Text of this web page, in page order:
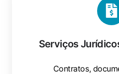
Serviços
Contratos,